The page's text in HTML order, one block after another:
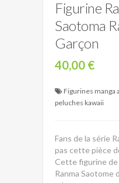
Figurine
Saotoma
Garçon
40,00 €
Figurines manga
peluches kawaii
Fans de la série
pas cette pièce
Cette figurine
Ranma Saotome